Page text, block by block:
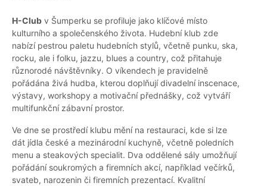
H-Club v Šumperku se profiluje jako klíčové místo
kulturního a společenského života. Hudební klub zde
nabízí pestrou paletu hudebních stylů, včetně punku, ska,
rocku, ale i folku, jazzu, blues a country, což přitahuje
různorodé návštěvníky. O víkendech je pravidelně
pořádána živá hudba, kterou doplňují divadelní inscenace,
výstavy, workshopy a motivační přednášky, což vytváří
multifunkční zábavní prostor.
Ve dne se prostředí klubu mění na restauraci, kde si lze
dát jídla české a mezinárodní kuchyně, včetně poledních
menu a steakových specialit. Dva oddělené sály umožňují
pořádání soukromých a firemních akcí, například večírků,
svateb, narozenin či firemních prezentací. Kvalitní